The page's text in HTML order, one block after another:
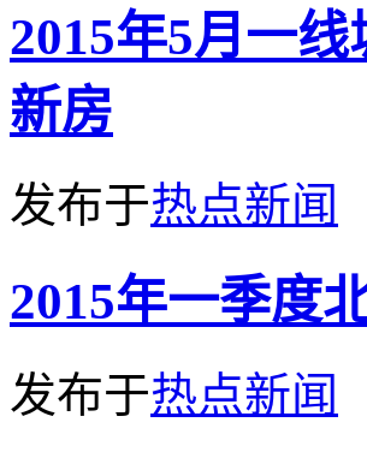
2015年5月一
新房
发布于热点新闻
2015年一季度
发布于热点新闻